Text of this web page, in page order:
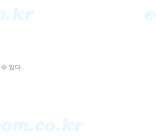
있다.